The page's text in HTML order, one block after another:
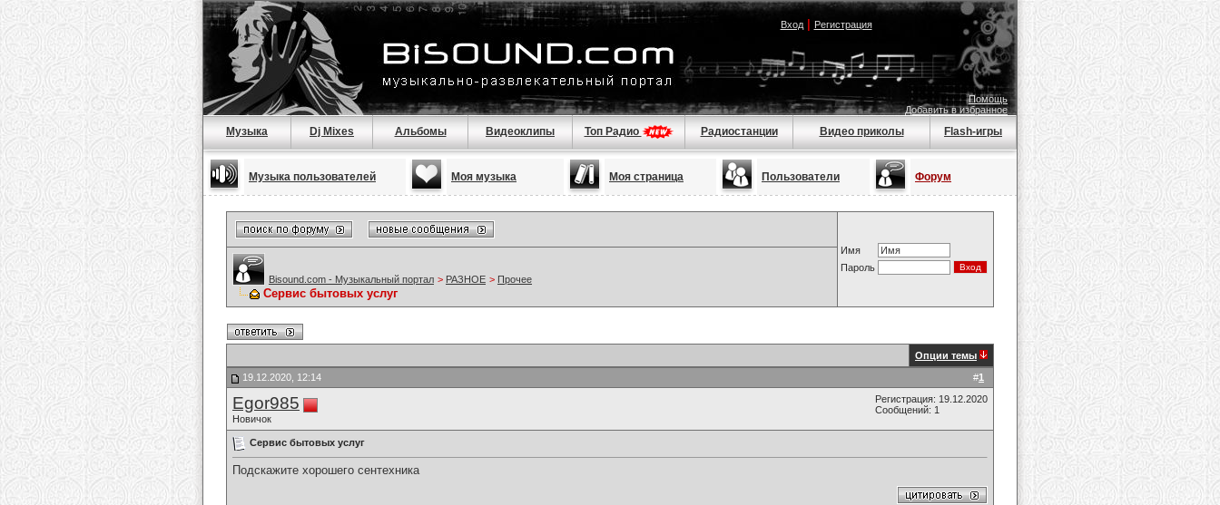
Вход| Регистрация
Помощь
Добавить в избранное
Музыка Dj Mixes Альбомы Видеоклипы Топ Радио Радиостанции Видео приколы Flash-игры
Музыка пользователей Моя музыка Моя страница Пользователи Форум
Имя
Пароль
Bisound.com - Музыкальный портал > РАЗНОЕ > Прочее
Сервис бытовых услуг
Опции темы
#1
19.12.2020, 12:14
Egor985
Новичок
Регистрация: 19.12.2020
Сообщений: 1
Сервис бытовых услуг
Подскажите хорошего сентехника